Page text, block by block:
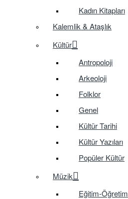
Kadın Kitapları
Kalemlik & Ataşlık
Kültür
Antropoloji
Arkeoloji
Folklor
Genel
Kültür Tarihi
Kültür Yazıları
Popüler Kültür
Müzik
Eğitim-Öğretim